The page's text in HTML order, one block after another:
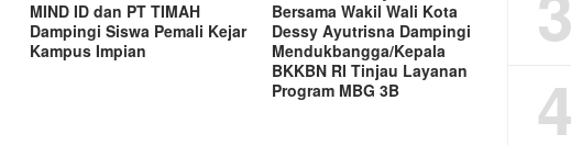
MIND ID dan PT TIMAH
Dampingi Siswa Pemali Kejar
Kampus Impian
Bersama Wakil Wali Kota
Dessy Ayutrisna Dampingi
Mendukbangga/Kepala
BKKBN RI Tinjau Layanan
Program MBG 3B
4